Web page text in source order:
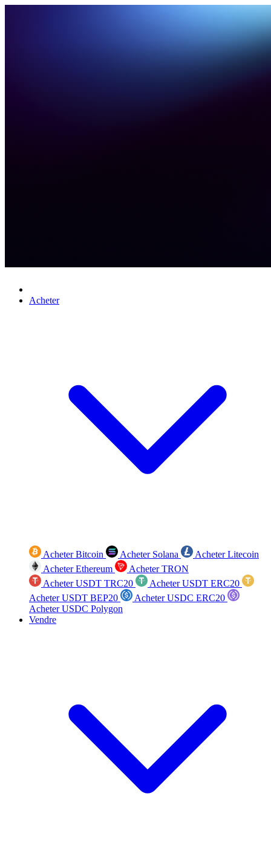
Acheter
Acheter Bitcoin Acheter Solana
Acheter Litecoin
Acheter Ethereum
Acheter TRON
Acheter USDT TRC20
Acheter USDT ERC20
Acheter USDT BEP20
Acheter USDC ERC20
Acheter USDC Polygon
Vendre